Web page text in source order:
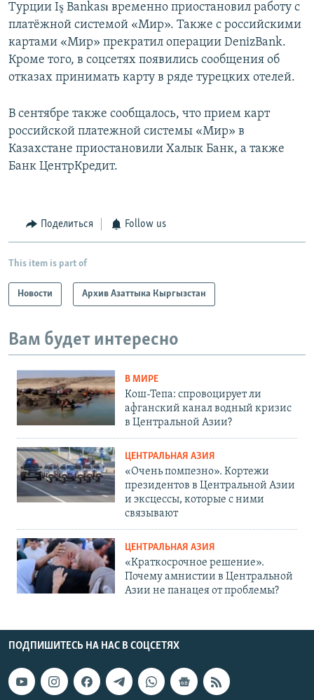
Турции Iş Bankası временно приостановил работу с
платёжной системой «Мир». Также с российскими
картами «Мир» прекратил операции DenizBank.
Кроме того, в соцсетях появились сообщения об
отказах принимать карту в ряде турецких отелей.
В сентябре также сообщалось, что прием карт
российской платежной системы «Мир» в
Казахстане приостановили Халык Банк, а также
Банк ЦентрКредит.
Поделиться Follow us
This item is part of
Новости Архив Азаттыка Кыргызстан
Вам будет интересно
В МИРЕ
Кош-Тепа: спровоцирует ли
афганский канал водный кризис
в Центральной Азии?
ЦЕНТРАЛЬНАЯ АЗИЯ
«Очень помпезно». Кортежи
президентов в Центральной Азии
и эксцессы, которые с ними
связывают
ЦЕНТРАЛЬНАЯ АЗИЯ
«Краткосрочное решение».
Почему амнистии в Центральной
Азии не панацея от проблемы?
ПОДПИШИТЕСЬ НА НАС В СОЦСЕТЯХ